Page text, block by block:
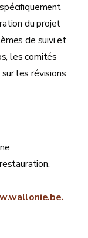
du projet
de suivi et
les comités
les révisions